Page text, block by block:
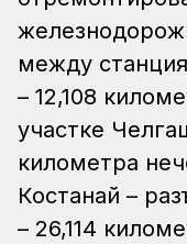
между
– 12,108
участке
километра
Костанай –
– 26,114